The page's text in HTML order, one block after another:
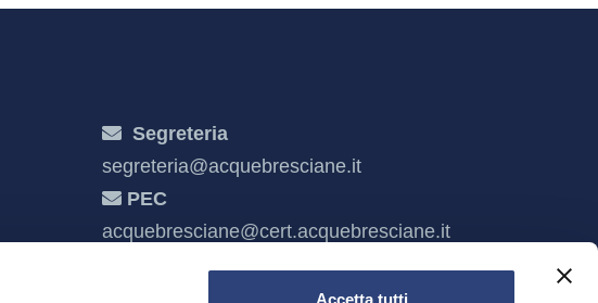
Accetta tutti
Segreteria
segreteria@acquebresciane.it
PEC
acquebresciane@cert.acquebresciane.it